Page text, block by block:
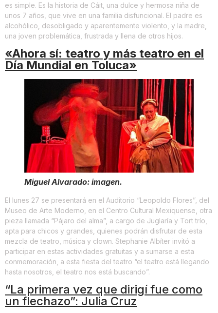
es simple. Es la historia de Cáit, una dulce y hermosa niña de
unos 7 años, que vive en una familia disfuncional. El padre es
alcohólico, desobligado y aparentemente violento, y la madre,
una joven problemática, frustrada y llena de otros hijos.
«Ahora sí: teatro y más teatro en el
Día Mundial en Toluca»
Miguel Alvarado: imagen.
El lunes 27 se presentará en el Auditorio “Leopoldo Flores”, del
Museo de Arte Moderno, en el Centro Cultural Mexiquense, otra
pieza llamada “Pájaro del alma”, a cargo de Juglaría y Tort trío,
apta para chicos y grandes, quienes podrán disfrutar de esta
mezcla de teatro, música y clown. Stephanie Albíter invitó a
participar en estas actividades gratuitas y a sumarse a esta
conmemoración, a esta fiesta del teatro “el teatro está llegando
hasta nosotros, el teatro nos está buscando”.
“La primera vez que dirigí fue como
un flechazo”: Julia Cruz